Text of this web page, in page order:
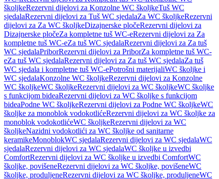
školjkeRezervni dijelovi za Konzolne WC školjkeTuš WC
sjedalaRezervni dijelovi za Tuš WC sjedalaZa WC školjkeRezervni
dijelovi za Za WC školjkeDizajnerske pločeRezervni dijelovi za
Dizajnerske pločeZa kompletne tuš WC-eRezervni dijelovi za Za
kompletne tuš WC-eZa tuš WC sjedalaRezervni dijelovi za Za tuš
WC sjedalaPriborRezervni dijelovi za PriborZa kompletne tuš WC-
eZa tuš WC sjedalaRezervni dijelovi za Za tuš WC sjedalaZa tuš
WC sjedala i kompletne tuš WC-ePotrošni materijaliWC školjke i
WC sjedalaKonzolne WC školjkeRezervni dijelovi za Konzolne
WC školjkeWC školjkeRezervni dijelovi za WC školjkeWC školjke
s funkcijom bideaRezervni dijelovi za WC školjke s funkcijom
bideaPodne WC školjkeRezervni dijelovi za Podne WC školjkeWC
školjke za monoblok vodokotlićeRezervni dijelovi za WC školjke za
monoblok vodokotlićeWC školjkeRezervni dijelovi za WC
školjkeNazidni vodokotlići za WC školjke od sanitarne
keramikeMonoblokWC sjedalaRezervni dijelovi za WC sjedalaWC
sjedalaRezervni dijelovi za WC sjedalaWC školjke u izvedbi
ComfortRezervni dijelovi za WC školjke u izvedbi ComfortWC
školjke, povišeneRezervni dijelovi za WC školjke, povišeneWC
školjke, produljeneRezervni dijelovi za WC školjke, produljeneWC